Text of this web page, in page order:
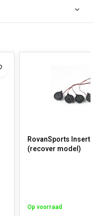
RovanSports
(recover model)
Op voorraad